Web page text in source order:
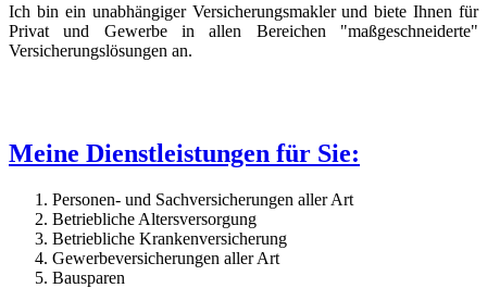
Ich bin ein unabhängiger Versicherungsmakler und biete Ihnen für
Privat und Gewerbe in allen Bereichen "maßgeschneiderte"
Versicherungslösungen an.
Meine Dienstleistungen für Sie:
Personen- und Sachversicherungen aller Art
Betriebliche Altersversorgung
Betriebliche Krankenversicherung
Gewerbeversicherungen aller Art
Bausparen